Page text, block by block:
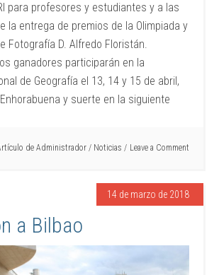
para profesores y estudiantes y a las
la entrega de premios de la Olimpiada y
Fotografía D. Alfredo Floristán.
ganadores participarán en la
de Geografía el 13, 14 y 15 de abril,
y suerte en la siguiente
de Administrador / Noticias Leave a Comment
14 de marzo de 2018
a Bilbao